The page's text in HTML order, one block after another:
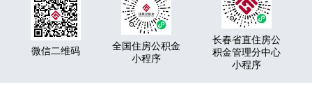
微信二维码
全国住房公积金
小程序
长春省直住房公
积金管理分中心
小程序